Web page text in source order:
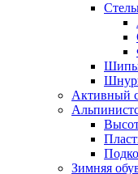
Шипы
Активный
Зимняя